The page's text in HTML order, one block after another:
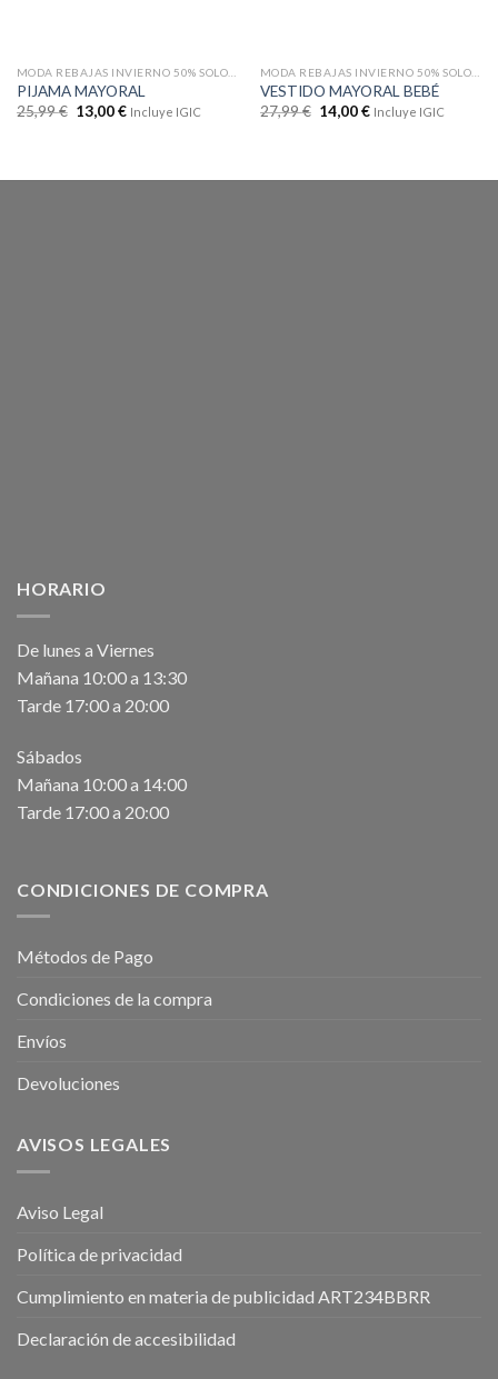
PIJAMA MAYORAL
25,99€ 13,00€ Incluye IGIC
VESTIDO MAYORAL BEBÉ
27,99€ 14,00€ Incluye IGIC
HORARIO
De lunes a Viernes
Mañana 10:00 a 13:30
Tarde 17:00 a 20:00
Sábados
Mañana 10:00 a 14:00
Tarde 17:00 a 20:00
CONDICIONES DE COMPRA
Métodos de Pago
Condiciones de la compra
Envíos
Devoluciones
AVISOS LEGALES
Aviso Legal
Política de privacidad
Cumplimiento en materia de publicidad ART234BBRR
Declaración de accesibilidad